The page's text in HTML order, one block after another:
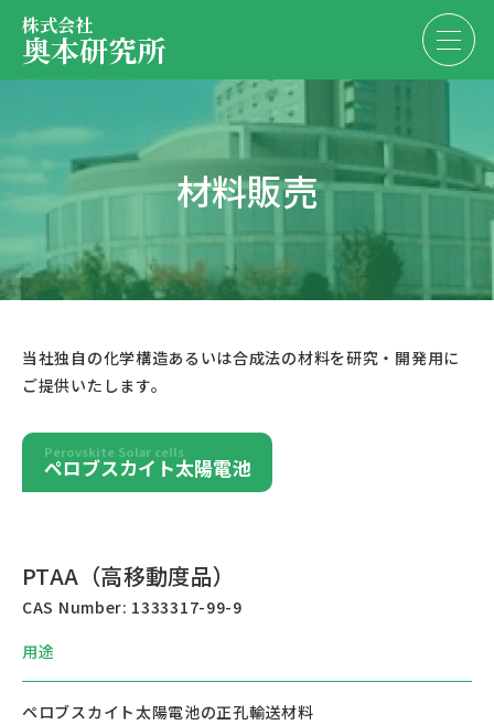
株式会社
奥本研究所
材料販売
昇華精製
物性評価
会社・決算情報
代表紹介
EN JP
お問い合わせ
材料販売
当社独自の化学構造あるいは合成法の材料を研究・開発用に
ご提供いたします。
Perovskite Solar cells
ペロブスカイト太陽電池
PTAA（高移動度品）
CAS Number: 1333317-99-9
用途
ペロブスカイト太陽電池の正孔輸送材料